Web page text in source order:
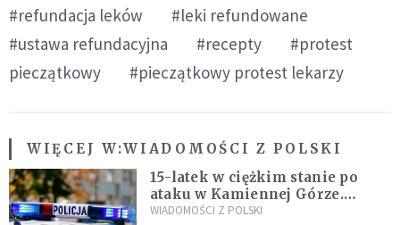
#refundacja leków
#leki refundowane
#ustawa refundacyjna
#recepty
#protest
pieczątkowy
#pieczątkowy protest lekarzy
WIĘCEJ W:WIADOMOŚCI Z POLSKI
15-latek w ciężkim stanie po
ataku w Kamiennej Górze.
Policja zatrzymała dwóch
WIADOMOŚCI Z POLSKI